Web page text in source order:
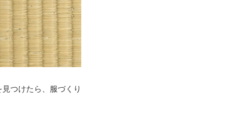
つけたら、服づくり